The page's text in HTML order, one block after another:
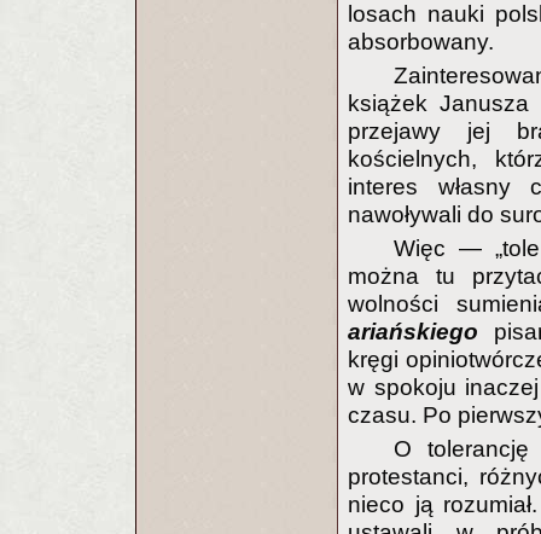
losach nauki
absorbowany.
książek
przejawy jej
kościelnych,
interes własny
nawoływali do
Więc —
można tu
wolności
ariańskiego
kręgi
w spokoju
czasu. Po
O
protestanci,
nieco ją